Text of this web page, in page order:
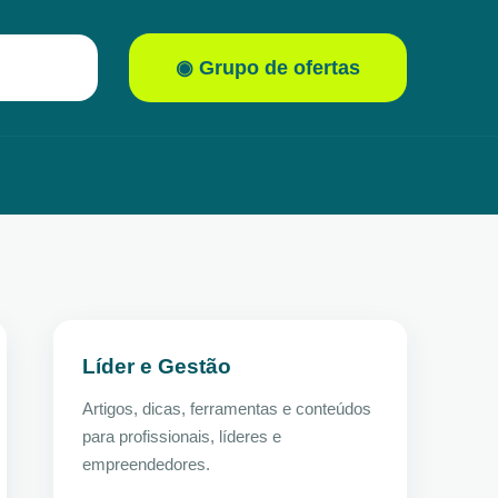
◉ Grupo de ofertas
Líder e Gestão
Artigos, dicas, ferramentas e conteúdos
para profissionais, líderes e
empreendedores.